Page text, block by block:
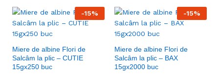
-15%
Miere de albine Flori de
Salcâm la plic – CUTIE
15gx250 buc
-15%
Miere de albine Flori de
Salcâm la plic – BAX
15gx2000 buc